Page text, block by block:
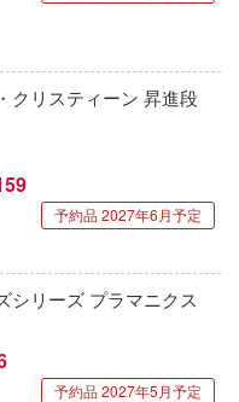
クリスティーン 昇進段
予約品 2027年6月予定
シリーズ プラマニクス
予約品 2027年5月予定
ッシュセブン
るスターズ！！
ディア
シリーズ
・コア